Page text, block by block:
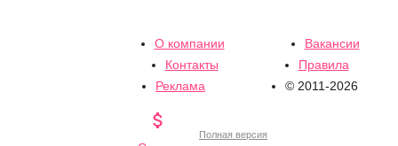
О компании
Вакансии
Контакты
Правила
Реклама
© 2011-2026

Полная версия